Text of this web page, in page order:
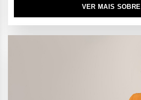
VER MAIS SOBRE